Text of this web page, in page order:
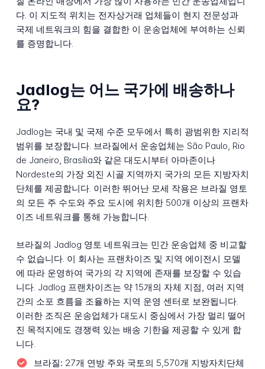
다. 이 지도적 위치는 전자상거래 업체들이 현지 전문성과
국제 네트워크의 힘을 결합한 이 운송업체에 부여하는 신뢰
를 증명합니다.
Jadlog는 어느 국가에 배송하나
요?
Jadlog는 국내 및 국제 수준 모두에서 특히 광범위한 지리적
범위를 보장합니다. 브라질에서 운송업체는 São Paulo, Rio
de Janeiro, Brasília와 같은 대도시부터 아마존이나
Nordeste의 가장 외진 시골 지역까지 국가의 모든 지방자치
단체를 제공합니다. 이러한 뛰어난 모세 작용은 브라질 영토
의 모든 주 수도와 주요 도시에 위치한 500개 이상의 프랜차
이즈 네트워크를 통해 가능합니다.
브라질의 Jadlog 영토 네트워크는 민간 운송업체 중 비교할
수 없습니다. 이 회사는 프랜차이즈 및 지역 에이전시 모델
에 따라 운영하여 국가의 각 지역에 존재를 보장할 수 있습
니다. Jadlog 프랜차이즈는 약 15개의 자체 지점, 여러 지역
간의 소포 흐름을 조율하는 지역 운영 센터로 보완됩니다.
이러한 조직은 운송업체가 대도시 중심에서 가장 멀리 떨어
진 목적지에도 경쟁력 있는 배송 기한을 제공할 수 있게 합
니다.
브라질: 27개 연방 주와 국토의 5,570개 지방자치단체